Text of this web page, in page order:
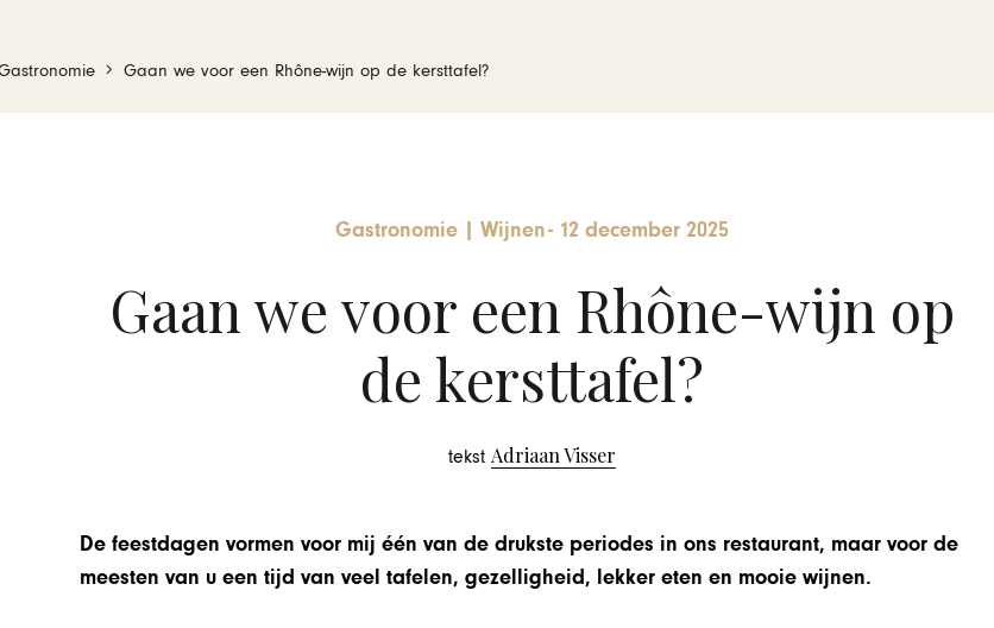
Gaan we voor een Rhône-wijn op de kersttafel?
Gastronomie Wijnen- 12 december 2025
Gaan we voor een Rhône-wijn op
de kersttafel?
tekst Adriaan Visser
De feestdagen vormen voor mij één van de drukste periodes in ons restaurant, maar voor de
meesten van u een tijd van veel tafelen, gezelligheid, lekker eten en mooie wijnen.